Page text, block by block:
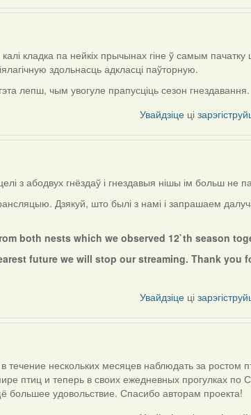
кладка па нейкіх прычынах гіне ў самым пачатку
здольнасць адкласці паўторную.
лепш, чым увогуле прапусціць сезон гнездавання.
Увайдзіце ці
з абодвух гнёздаў і гнездавыя нішы ім больш не
Дзякуй, што былі з намі і запрашаем
both nests which we observed 12`th season
future we will stop our streaming. Thank you
Увайдзіце ці
нескольких месяцев наблюдать за ростом
птиц и теперь в своих ежедневных прогулках по
удовольствие. Спасибо авторам проекта!